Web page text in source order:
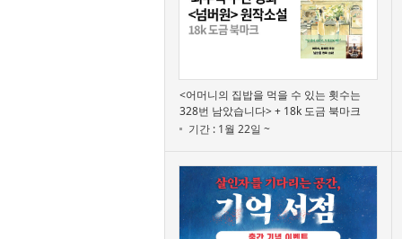
<어머니의 집밥을 먹을 수 있는 횟수는
328번 남았습니다> + 18k 도금 북마크
기간 : 1월 22일 ~